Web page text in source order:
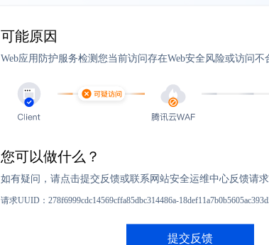
可能原因
Web应用防护服务检测您当前访问存在Web安全风险或访问不
您可以做什么？
如有疑问，请点击提交反馈或联系网站安全运维中心反馈请
请求UUID： 278f6999cdc14569cffa85dbc314486a-
提交反馈